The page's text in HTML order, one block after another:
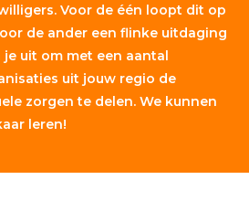
Voor de één loopt dit op
de ander een flinke uitdaging
uit om met een aantal
uit jouw regio de
zorgen te delen. We kunnen
leren!